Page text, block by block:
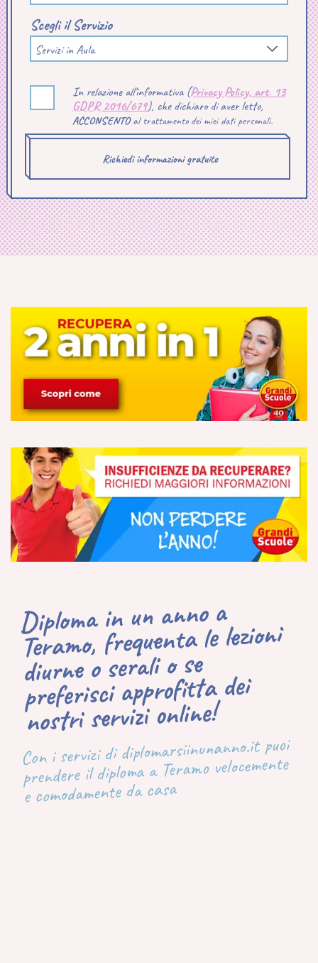
Scegli il Servizio
Servizi in Aula
In relazione all'informativa (Privacy Policy, art. 13
GDPR 2016/679), che dichiaro di aver letto,
ACCONSENTOal trattamento dei miei dati personali.
Diploma in un anno a
Teramo, frequenta le lezioni
diurne o serali o se
preferisci approfitta dei
nostri servizi online!
Con i servizi di diplomarsiinunanno.it puoi
prendere il diploma a Teramo velocemente
e comodamente da casa